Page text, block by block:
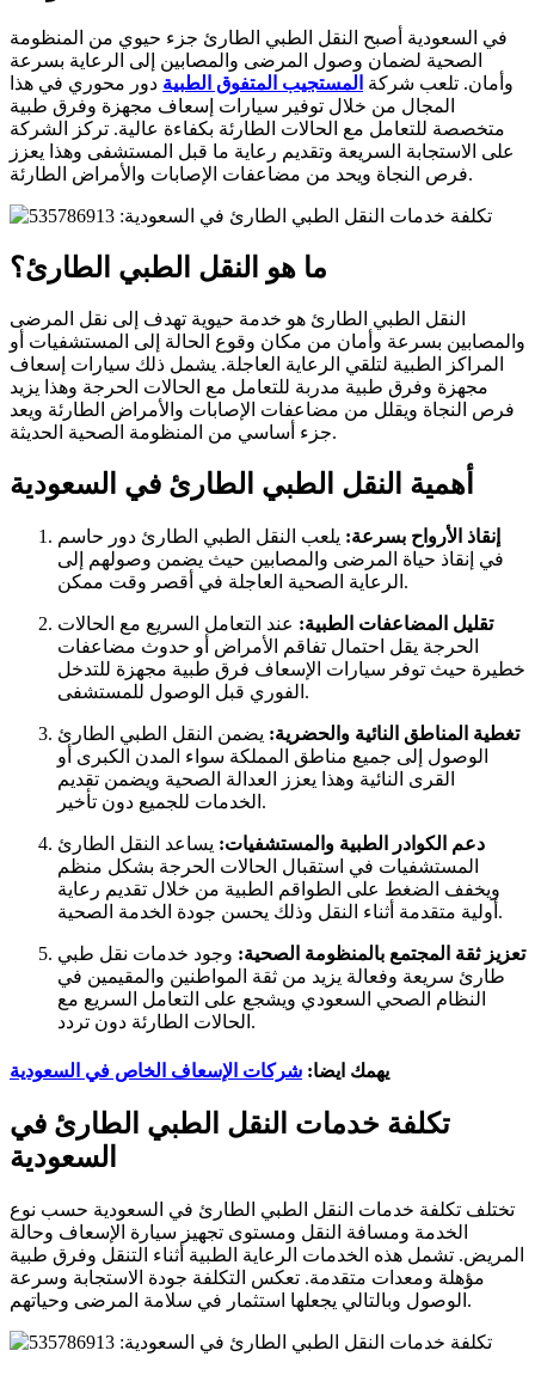
في السعودية أصبح النقل الطبي الطارئ جزء حيوي من المنظومة
الصحية لضمان وصول المرضى والمصابين إلى الرعاية بسرعة
وأمان. تلعب شركة المستجيب المتفوق الطبية دور محوري في هذا
المجال من خلال توفير سيارات إسعاف مجهزة وفرق طبية
متخصصة للتعامل مع الحالات الطارئة بكفاءة عالية. تركز الشركة
على الاستجابة السريعة وتقديم رعاية ما قبل المستشفى وهذا يعزز
فرص النجاة ويحد من مضاعفات الإصابات والأمراض الطارئة.
ما هو النقل الطبي الطارئ؟
النقل الطبي الطارئ هو خدمة حيوية تهدف إلى نقل المرضى
والمصابين بسرعة وأمان من مكان وقوع الحالة إلى المستشفيات أو
المراكز الطبية لتلقي الرعاية العاجلة. يشمل ذلك سيارات إسعاف
مجهزة وفرق طبية مدربة للتعامل مع الحالات الحرجة وهذا يزيد
فرص النجاة ويقلل من مضاعفات الإصابات والأمراض الطارئة ويعد
جزء أساسي من المنظومة الصحية الحديثة.
أهمية النقل الطبي الطارئ في السعودية
إنقاذ الأرواح بسرعة: يلعب النقل الطبي الطارئ دور حاسم
في إنقاذ حياة المرضى والمصابين حيث يضمن وصولهم إلى
الرعاية الصحية العاجلة في أقصر وقت ممكن.
تقليل المضاعفات الطبية: عند التعامل السريع مع الحالات
الحرجة يقل احتمال تفاقم الأمراض أو حدوث مضاعفات
خطيرة حيث توفر سيارات الإسعاف فرق طبية مجهزة للتدخل
الفوري قبل الوصول للمستشفى.
تغطية المناطق النائية والحضرية: يضمن النقل الطبي الطارئ
الوصول إلى جميع مناطق المملكة سواء المدن الكبرى أو
القرى النائية وهذا يعزز العدالة الصحية ويضمن تقديم
الخدمات للجميع دون تأخير.
دعم الكوادر الطبية والمستشفيات: يساعد النقل الطارئ
المستشفيات في استقبال الحالات الحرجة بشكل منظم
ويخفف الضغط على الطواقم الطبية من خلال تقديم رعاية
أولية متقدمة أثناء النقل وذلك يحسن جودة الخدمة الصحية.
تعزيز ثقة المجتمع بالمنظومة الصحية: وجود خدمات نقل طبي
طارئ سريعة وفعالة يزيد من ثقة المواطنين والمقيمين في
النظام الصحي السعودي ويشجع على التعامل السريع مع
الحالات الطارئة دون تردد.
يهمك ايضا: شركات الإسعاف الخاص في السعودية
تكلفة خدمات النقل الطبي الطارئ في
السعودية
تختلف تكلفة خدمات النقل الطبي الطارئ في السعودية حسب نوع
الخدمة ومسافة النقل ومستوى تجهيز سيارة الإسعاف وحالة
المريض. تشمل هذه الخدمات الرعاية الطبية أثناء التنقل وفرق طبية
مؤهلة ومعدات متقدمة. تعكس التكلفة جودة الاستجابة وسرعة
الوصول وبالتالي يجعلها استثمار في سلامة المرضى وحياتهم.